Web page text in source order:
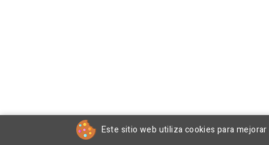
Este sitio web utiliza cookies para